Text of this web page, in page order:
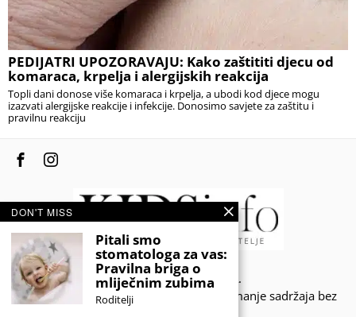
PEDIJATRI UPOZORAVAJU: Kako zaštititi djecu od
komaraca, krpelja i alergijskih reakcija
Topli dani donose više komaraca i krpelja, a ubodi kod djece mogu
izazvati alergijske reakcije i infekcije. Donosimo savjete za zaštitu i
pravilnu reakciju
© 2020 - KIDSINFO.BA.
Sva prava zadržana. Zabranjeno preuzimanje sadržaja bez
DON'T MISS
Pitali smo
stomatologa za vas:
Pravilna briga o
mliječnim zubima
Roditelji